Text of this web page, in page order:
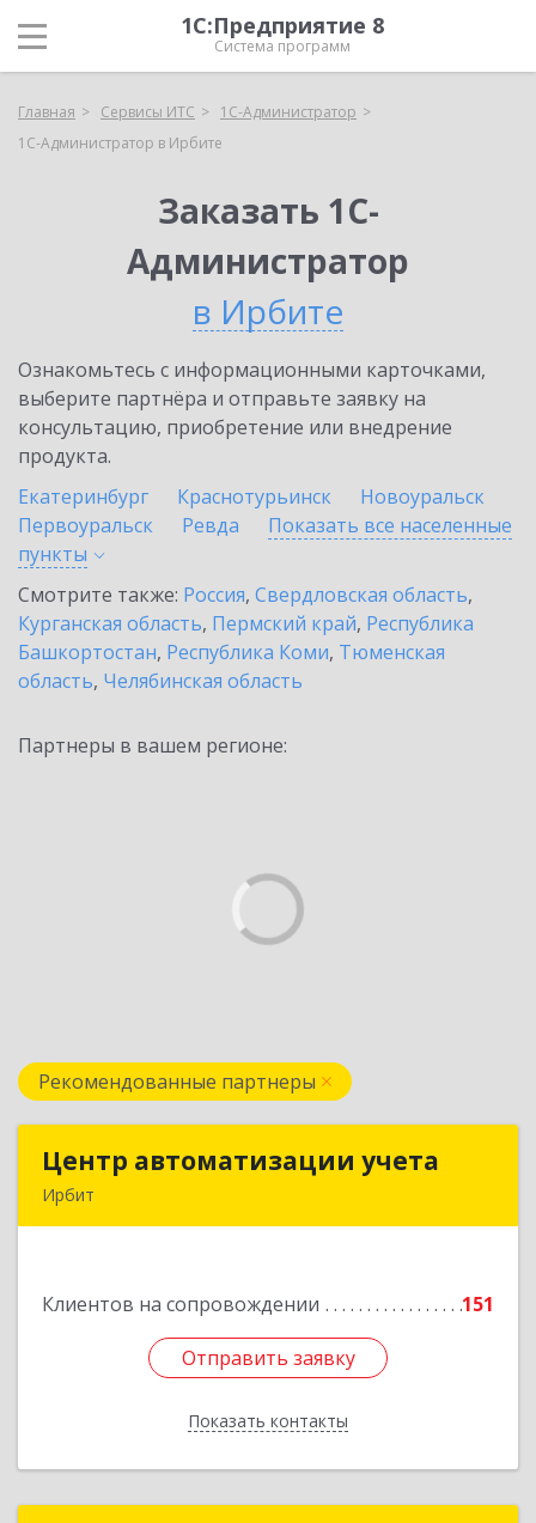
1С:Предприятие 8
Система программ
Главная Сервисы ИТС
1С-Администратор
1С-Администратор в Ирбите
Заказать 1С-
Администратор
в Ирбите
Ознакомьтесь с информационными карточками,
выберите партнёра и отправьте заявку на
консультацию, приобретение или внедрение
продукта.
Екатеринбург
Краснотурьинск
Новоуральск
Первоуральск
Ревда
Показать все населенные
пункты
Смотрите также: Россия, Свердловская область,
Курганская область, Пермский край, Республика
Башкортостан, Республика Коми, Тюменская
область, Челябинская область
Партнеры в вашем регионе:
Рекомендованные партнеры
Центр автоматизации учета
Ирбит
Клиентов на сопровождении 151
Отправить заявку
Показать контакты
Центр автоматизации учета
Подробнее
Отправить заявку
Назад